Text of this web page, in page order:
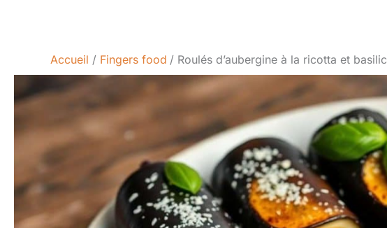
Accueil Fingers food Roulés d’aubergine à la ricotta et basilic